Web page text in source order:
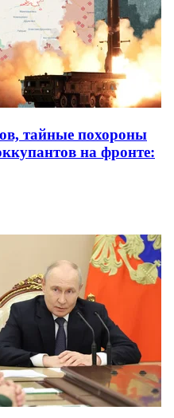
тайные похороны
на фронте: